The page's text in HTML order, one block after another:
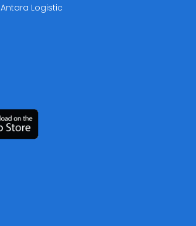
Antara Logistic